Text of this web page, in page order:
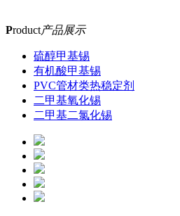
Product产品展示
硫醇甲基锡
有机酸甲基锡
PVC管材类热稳定剂
二甲基氧化锡
二甲基二氯化锡